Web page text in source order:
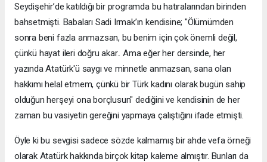
Seydişehir’de katıldığı bir programda bu hatıralarından birinden
bahsetmişti. Babaları Sadi Irmak’ın kendisine; "Ölümümden
sonra beni fazla anmazsan, bu benim için çok önemli değil,
çünkü hayat ileri doğru akar.. Ama eğer her dersinde, her
yazında Atatürk'ü saygı ve minnetle anmazsan, sana olan
hakkımı helal etmem, çünkü bir Türk kadını olarak bugün sahip
olduğun herşeyi ona borçlusun" dediğini ve kendisinin de her
zaman bu vasiyetin gereğini yapmaya çalıştığını ifade etmişti.
Öyle ki bu sevgisi sadece sözde kalmamış bir ahde vefa örneği
olarak Atatürk hakkında birçok kitap kaleme almıştır. Bunları da